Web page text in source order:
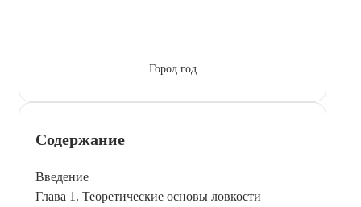
Город год
Содержание
Введение
Глава 1. Теоретические основы ловкости